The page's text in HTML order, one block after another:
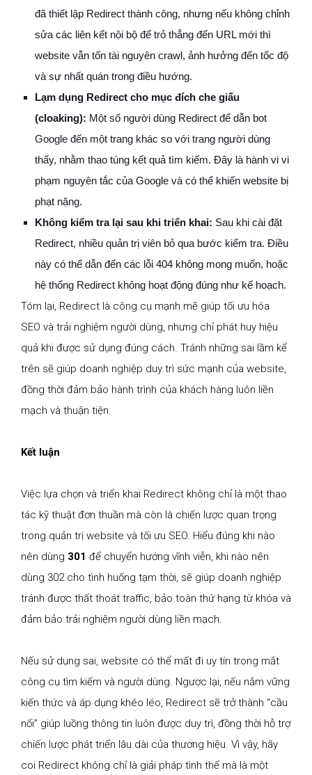
đã thiết lập Redirect thành công, nhưng nếu không chỉnh
sửa các liên kết nội bộ để trỏ thẳng đến URL mới thì
website vẫn tốn tài nguyên crawl, ảnh hưởng đến tốc độ
và sự nhất quán trong điều hướng.
Lạm dụng Redirect cho mục đích che giấu
(cloaking): Một số người dùng Redirect để dẫn bot
Google đến một trang khác so với trang người dùng
thấy, nhằm thao túng kết quả tìm kiếm. Đây là hành vi vi
phạm nguyên tắc của Google và có thể khiến website bị
phạt nặng.
Không kiểm tra lại sau khi triển khai: Sau khi cài đặt
Redirect, nhiều quản trị viên bỏ qua bước kiểm tra. Điều
này có thể dẫn đến các lỗi 404 không mong muốn, hoặc
hệ thống Redirect không hoạt động đúng như kế hoạch.
Tóm lại, Redirect là công cụ mạnh mẽ giúp tối ưu hóa
SEO và trải nghiệm người dùng, nhưng chỉ phát huy hiệu
quả khi được sử dụng đúng cách. Tránh những sai lầm kể
trên sẽ giúp doanh nghiệp duy trì sức mạnh của website,
đồng thời đảm bảo hành trình của khách hàng luôn liền
mạch và thuận tiện.
Kết luận
Việc lựa chọn và triển khai Redirect không chỉ là một thao
tác kỹ thuật đơn thuần mà còn là chiến lược quan trọng
trong quản trị website và tối ưu SEO. Hiểu đúng khi nào
nên dùng 301 để chuyển hướng vĩnh viễn, khi nào nên
dùng 302 cho tình huống tạm thời, sẽ giúp doanh nghiệp
tránh được thất thoát traffic, bảo toàn thứ hạng từ khóa và
đảm bảo trải nghiệm người dùng liền mạch.
Nếu sử dụng sai, website có thể mất đi uy tín trong mắt
công cụ tìm kiếm và người dùng. Ngược lại, nếu nắm vững
kiến thức và áp dụng khéo léo, Redirect sẽ trở thành “cầu
nối” giúp luồng thông tin luôn được duy trì, đồng thời hỗ trợ
chiến lược phát triển lâu dài của thương hiệu. Vì vậy, hãy
coi Redirect không chỉ là giải pháp tình thế mà là một